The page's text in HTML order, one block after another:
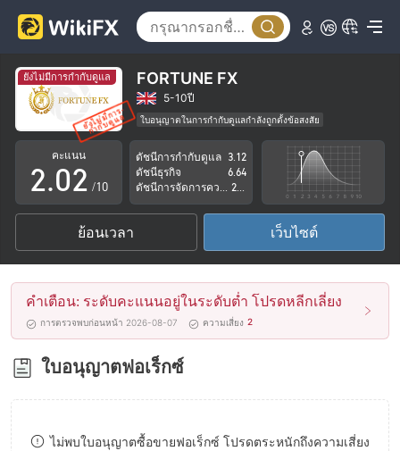
ยังไม่มีการกำกับดูแล FORTUNE FX
5-10ปี
ใบอนุญาตในการกำกับดูแลกำลังถูกตั้งข้อสงสัย
กลุ่มธุรกิจที่ต้องสงสัย
ระวังความเสี่ยงอันตรายที่อาจจะซ่อนอยู่
คะแนน
0
1
2
3
4
5
6
7
8
9
.0
1
2
3
4
5
6
7
0
1
2
3
4
5
6
7
8
9
/10
ดัชนีการกำกับดูแล 3.12
ดัชนีธุรกิจ
6.64
ย้อนเวลา เว็บไซต์
คำเตือน: ระดับคะแนนอยู่ในระดับต่ำ โปรดหลีกเลี่ยง
การตรวจพบก่อนหน้า 2026-08-07 ความเสี่ยง 2
ใบอนุญาตฟอเร็กซ์
ไม่พบใบอนุญาตซื้อขายฟอเร็กซ์ โปรดตระหนักถึงความเสี่ยง